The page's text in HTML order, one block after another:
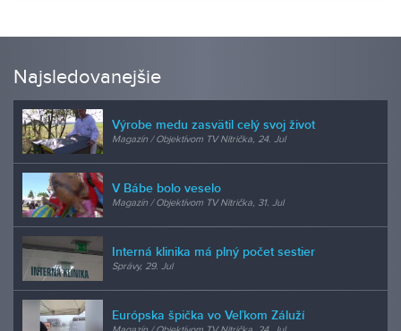
Najsledovanejšie
Výrobe medu zasvätil celý svoj život
Magazín / Objektívom TV Nitrička, 24. Jul
V Bábe bolo veselo
Magazín / Objektívom TV Nitrička, 31. Jul
Interná klinika má plný počet sestier
Správy, 29. Jul
Európska špička vo Veľkom Záluží